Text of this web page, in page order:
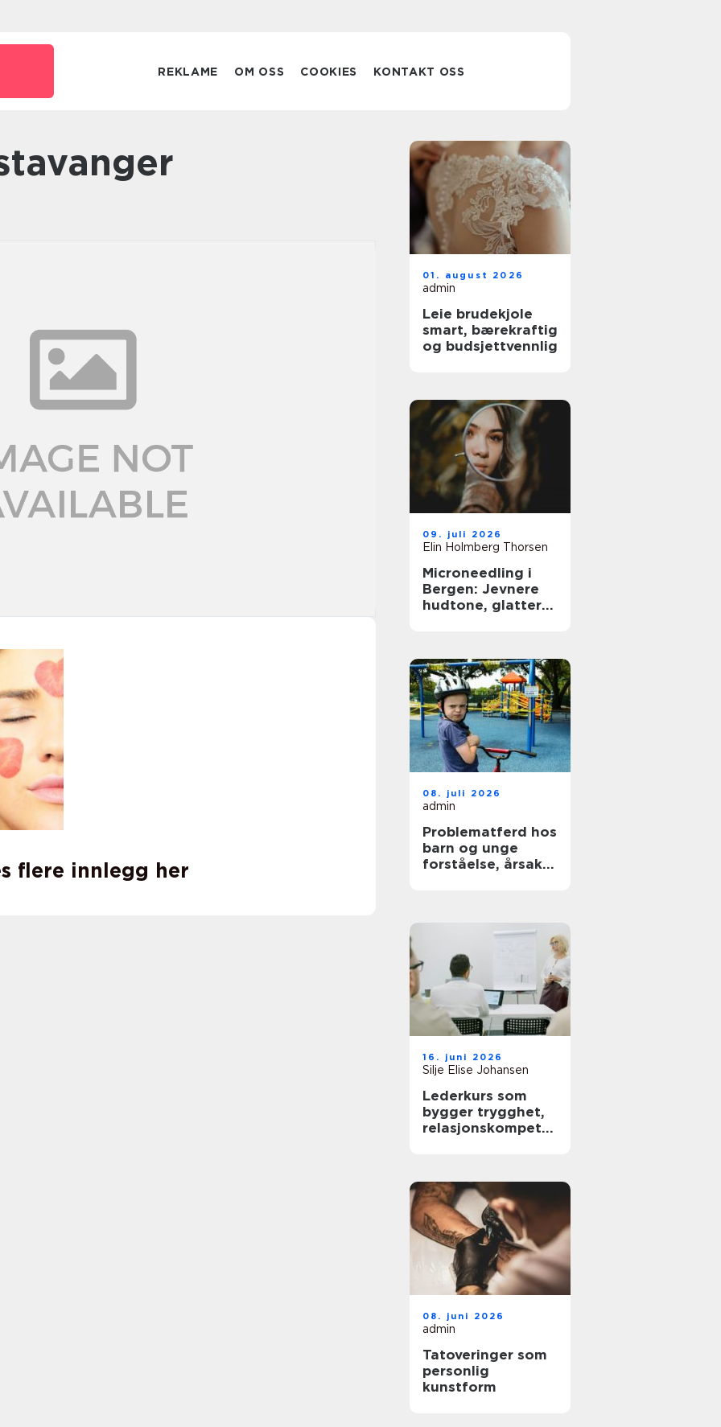
REKLAME OM OSS COOKIES KONTAKT OSS
flere innlegg her
01. august 2026
admin
Leie brudekjole
smart, bærekraftig
og budsjettvennlig
09. juli 2026
Elin Holmberg Thorsen
Microneedling i
Bergen: Jevnere
hudtone, glattere
08. juli 2026
admin
Problematferd hos
barn og unge
forståelse, årsaker
16. juni 2026
Silje Elise Johansen
Lederkurs som
bygger trygghet,
relasjonskompeta
08. juni 2026
admin
Tatoveringer som
personlig
kunstform